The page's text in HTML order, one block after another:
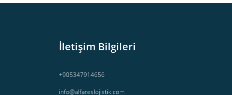
İletişim Bilgileri
+905347914656
info@alfareslojistik.com